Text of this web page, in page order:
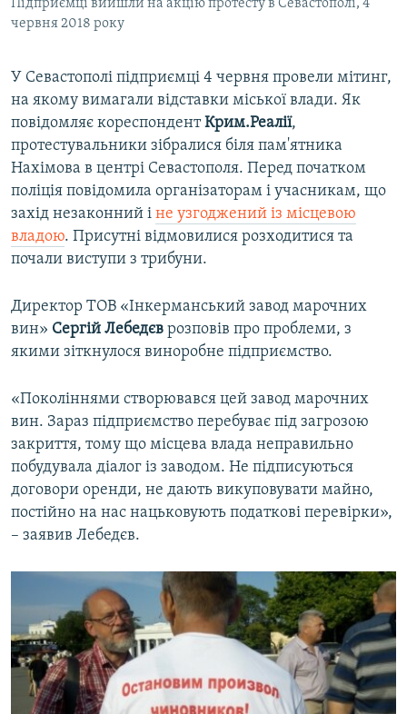
ІНФОГРАФІКА
ДОЛУЧАЙСЯ!
Усі сайти RFE/RL
Підприємці вийшли на акцію протесту в Севастополі, 4
червня 2018 року
У Севастополі підприємці 4 червня провели мітинг,
на якому вимагали відставки міської влади. Як
повідомляє кореспондентКрим.Реалії,
протестувальники зібралися біля пам'ятника
Нахімова в центрі Севастополя. Перед початком
поліція повідомила організаторам і учасникам, що
захід незаконний і не узгоджений із місцевою
владою. Присутні відмовилися розходитися та
почали виступи з трибуни.
Директор ТОВ «Інкерманський завод марочних
вин» Сергій Лебедєв розповів про проблеми, з
якими зіткнулося виноробне підприємство.
«Поколіннями створювався цей завод марочних
вин. Зараз підприємство перебуває під загрозою
закриття, тому що місцева влада неправильно
побудувала діалог із заводом. Не підписуються
договори оренди, не дають викуповувати майно,
постійно на нас нацьковують податкові перевірки»,
– заявив Лебедєв.